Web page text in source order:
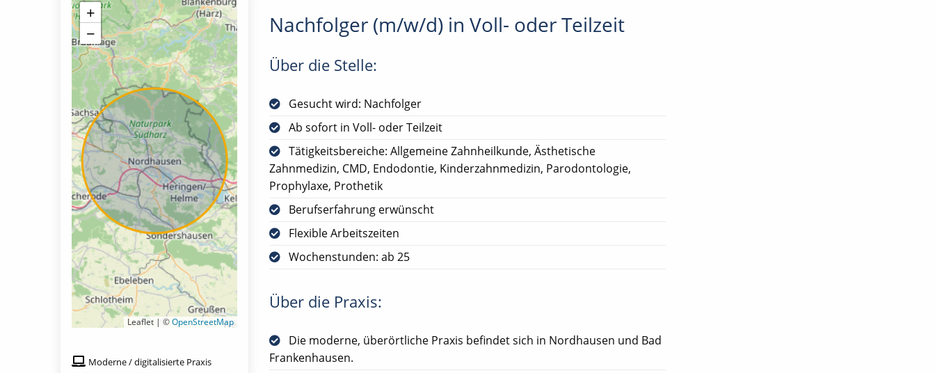
Nachfolger (m/w/d) in Voll- oder Teilzeit
Über die Stelle:
Gesucht wird: Nachfolger
Ab sofort in Voll- oder Teilzeit
Tätigkeitsbereiche: Allgemeine Zahnheilkunde, Ästhetische
Zahnmedizin, CMD, Endodontie, Kinderzahnmedizin, Parodontologie,
Prophylaxe, Prothetik
Berufserfahrung erwünscht
Flexible Arbeitszeiten
Wochenstunden: ab 25
Über die Praxis:
Die moderne, überörtliche Praxis befindet sich in Nordhausen und Bad
Frankenhausen.
+
−
Leaflet | ©OpenStreetMap
Moderne / digitalisierte Praxis